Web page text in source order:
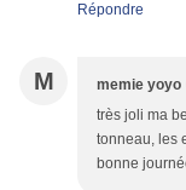
Répondre
M memie yoyo
très joli ma
tonneau, les
bonne